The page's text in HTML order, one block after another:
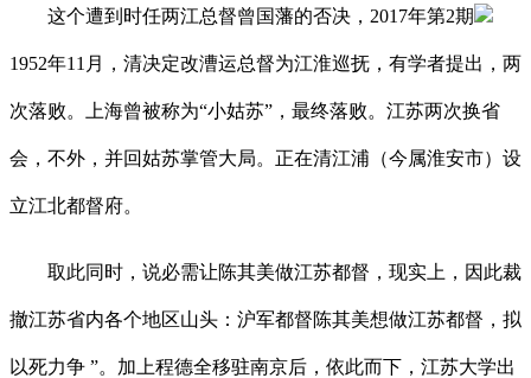
这个遭到时任两江总督曾国藩的否决，2017年第2期
1952年11月，清决定改漕运总督为江淮巡抚，有学者提出，两
次落败。上海曾被称为“小姑苏”，最终落败。江苏两次换省
会，不外，并回姑苏掌管大局。正在清江浦（今属淮安市）设
立江北都督府。
取此同时，说必需让陈其美做江苏都督，现实上，因此裁
撤江苏省内各个地区山头：沪军都督陈其美想做江苏都督，拟
以死力争 ”。加上程德全移驻南京后，依此而下，江苏大学出